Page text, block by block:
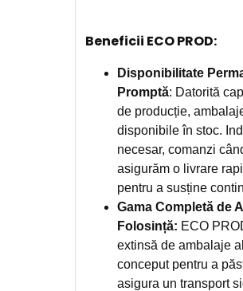
Beneficii ECO PROD:
Disponibilitate
Promptă: Datorită
de producție,
disponibile în stoc.
necesar, comanzi
asigurăm o livrare
pentru a susține
Gama Completă de
Folosință: ECO
extinsă de ambalaje
conceput pentru a
asigura un transport